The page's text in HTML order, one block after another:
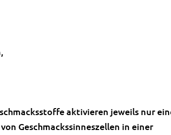
aktivieren jeweils nur
Geschmackssinneszellen in einer